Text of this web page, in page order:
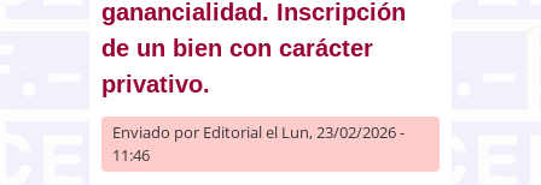
ganancialidad. Inscripción
de un bien con carácter
privativo.
Enviado por Editorialel Lun, 23/02/2026 -
11:46